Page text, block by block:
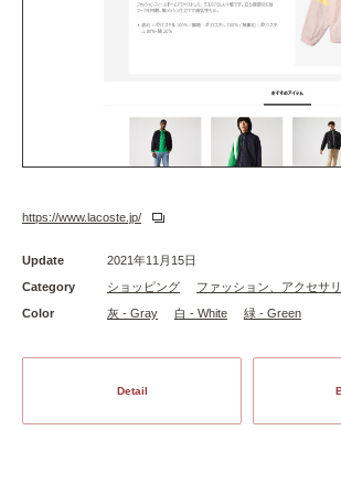
https://www.lacoste.jp/
Update
2021年11月15日
Category
ショッピング
ファッション、アクセサ
Color
灰 - Gray 白 - White 緑 - Green
Detail